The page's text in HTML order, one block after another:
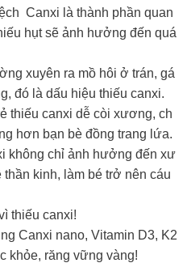
Canxi là thành phần quan
hụt sẽ ảnh hưởng đến quá
xuyên ra mồ hôi ở trán, gá
đó là dấu hiệu thiếu canxi.
thiếu canxi dễ còi xương, ch
hơn bạn bè đồng trang lứa.
không chỉ ảnh hưởng đến xư
kinh, làm bé trở nên cáu
thiếu canxi!
Canxi nano, Vitamin D3, K2
khỏe, răng vững vàng!